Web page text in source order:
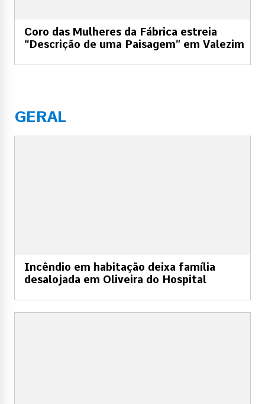
Coro das Mulheres da Fábrica estreia
“Descrição de uma Paisagem” em Valezim
GERAL
Incêndio em habitação deixa família
desalojada em Oliveira do Hospital